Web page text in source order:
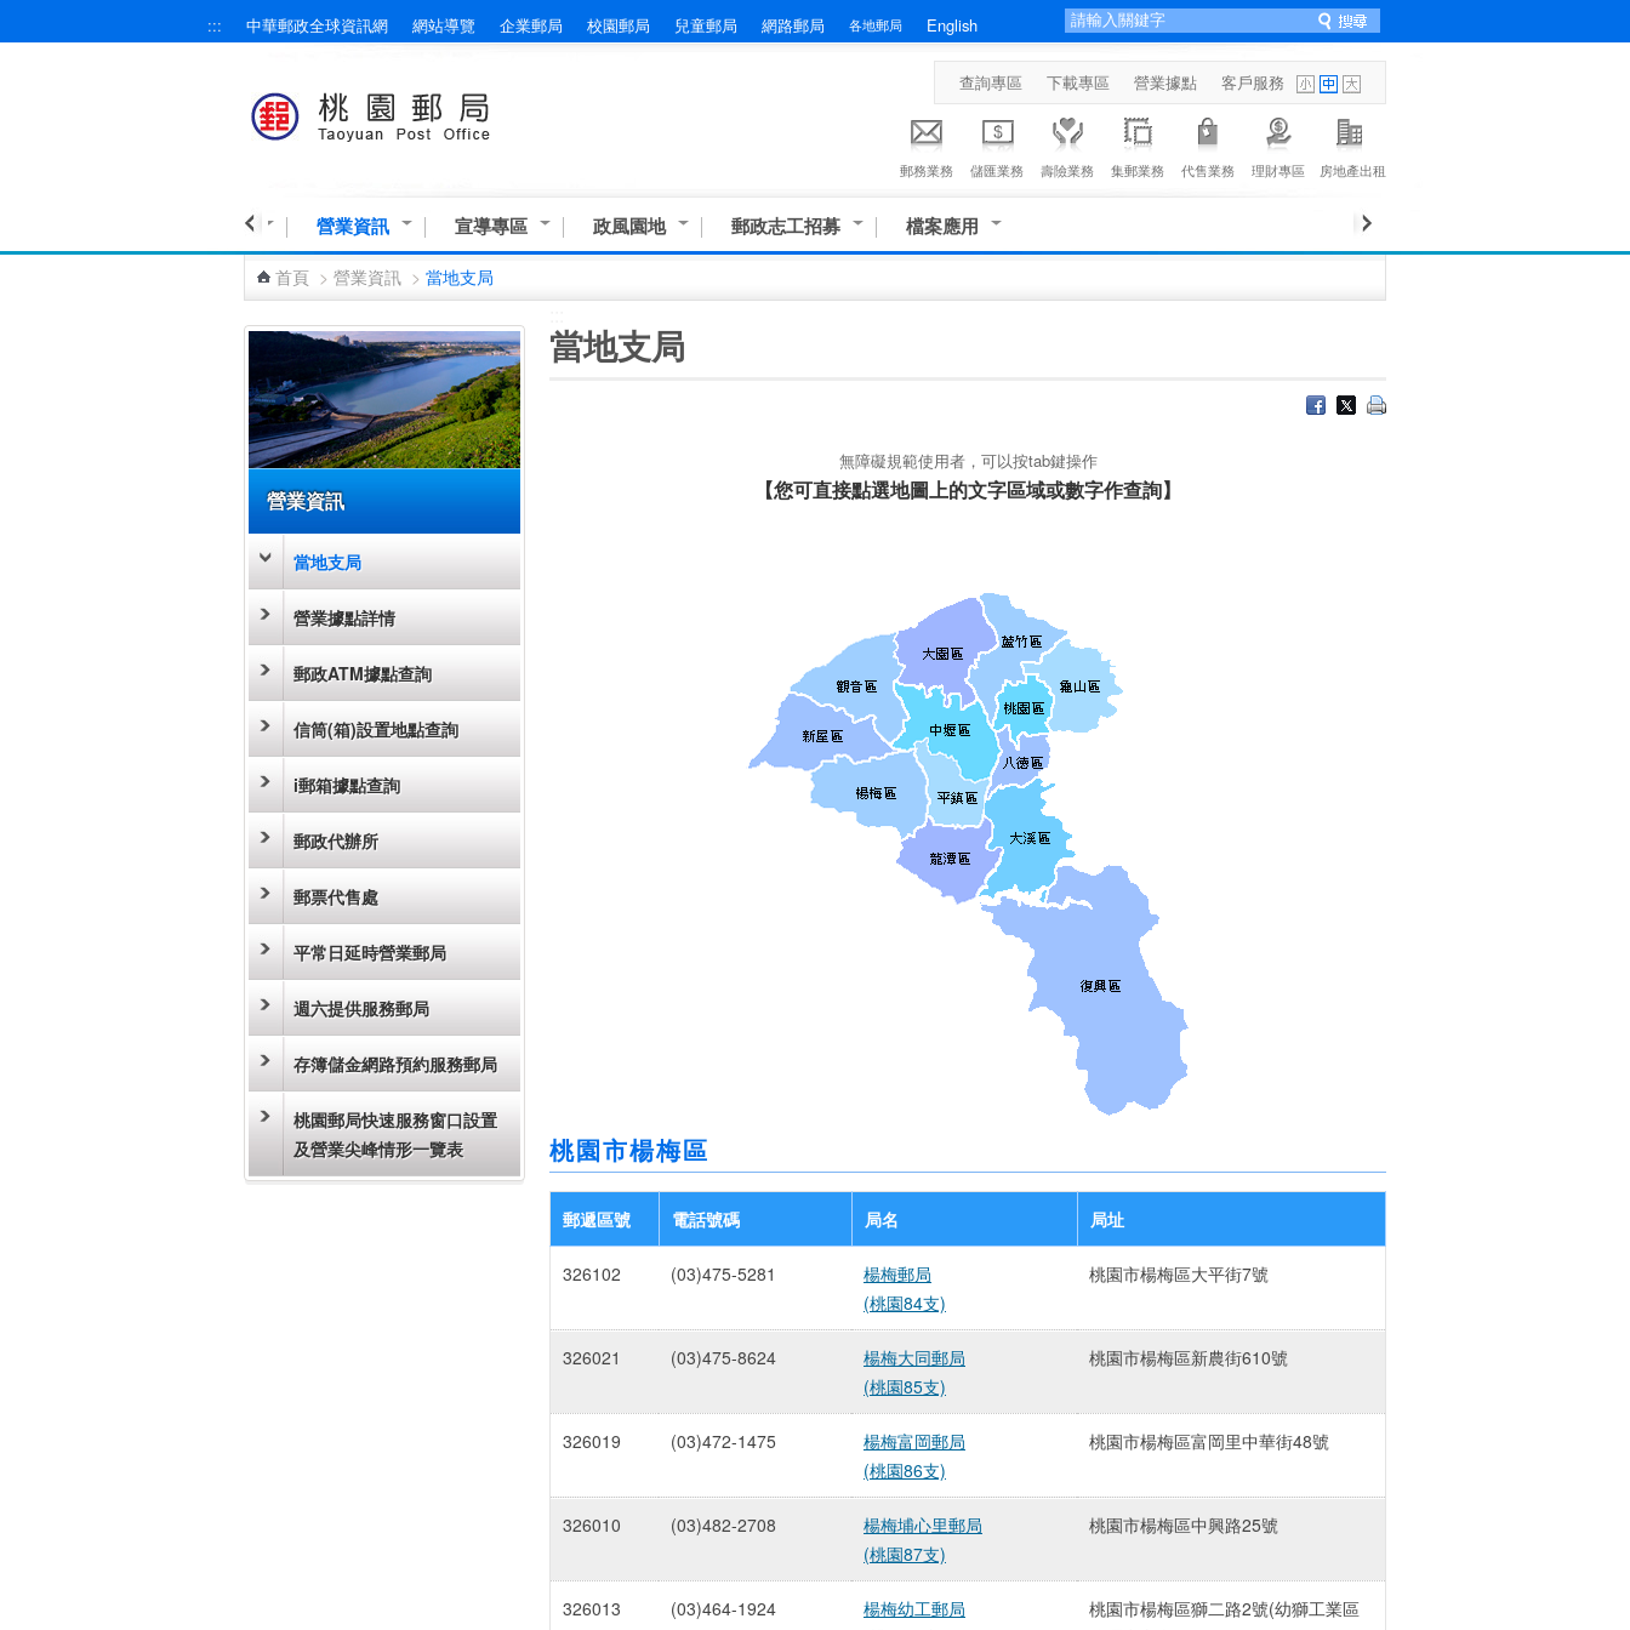
::: 中華郵政全球資訊網 網站導覽 企業郵局 校園郵局 兒童郵局 網路郵局 各地郵局 English
查詢專區 下載專區 營業據點 客戶服務
郵務業務 儲匯業務 壽險業務 集郵業務 代售業務 理財專區 房地產出租
業務與服務 營業資訊 宣導專區 政風園地 郵政志工招募 檔案應用
首頁 > 營業資訊 > 當地支局
營業資訊
當地支局
營業據點詳情
郵政ATM據點查詢
信筒(箱)設置地點查詢
i郵箱據點查詢
郵政代辦所
郵票代售處
平常日延時營業郵局
週六提供服務郵局
存簿儲金網路預約服務郵局
桃園郵局快速服務窗口設置
及營業尖峰情形一覽表
當地支局
無障礙規範使用者，可以按tab鍵操作
【您可直接點選地圖上的文字區域或數字作查詢】
桃園市楊梅區
郵遞區號 電話號碼 局名 局址
326102 (03)475-5281
楊梅郵局
(桃園84支)
桃園市楊梅區大平街7號
326021 (03)475-8624
楊梅大同郵局
(桃園85支)
桃園市楊梅區新農街610號
326019 (03)472-1475
楊梅富岡郵局
(桃園86支)
桃園市楊梅區富岡里中華街48號
326010 (03)482-2708
楊梅埔心里郵局
(桃園87支)
桃園市楊梅區中興路25號
326013 (03)464-1924
楊梅幼工郵局
桃園市楊梅區獅二路2號(幼獅工業區